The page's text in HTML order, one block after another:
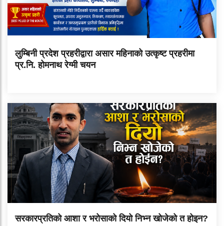
लुम्बिनी प्रदेश प्रहरीद्वारा असार महिनाको उत्कृष्ट प्रहरीमा
प्र.नि. होमनाथ रेग्मी चयन
सरकारप्रतिको आशा र भरोसाको दियो निभ्न खोजेको त होइन?